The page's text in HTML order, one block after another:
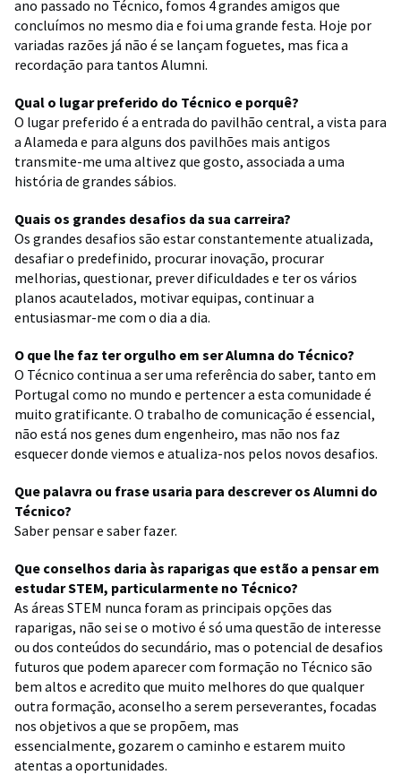
ano passado no Técnico, fomos 4 grandes amigos que
concluímos no mesmo dia e foi uma grande festa. Hoje por
variadas razões já não é se lançam foguetes, mas fica a
recordação para tantos Alumni.
Qual o lugar preferido do Técnico e porquê?
O lugar preferido é a entrada do pavilhão central, a vista para
a Alameda e para alguns dos pavilhões mais antigos
transmite-me uma altivez que gosto, associada a uma
história de grandes sábios.
Quais os grandes desafios da sua carreira?
Os grandes desafios são estar constantemente atualizada,
desafiar o predefinido, procurar inovação, procurar
melhorias, questionar, prever dificuldades e ter os vários
planos acautelados, motivar equipas, continuar a
entusiasmar-me com o dia a dia.
O que lhe faz ter orgulho em ser Alumna do Técnico?
O Técnico continua a ser uma referência do saber, tanto em
Portugal como no mundo e pertencer a esta comunidade é
muito gratificante. O trabalho de comunicação é essencial,
não está nos genes dum engenheiro, mas não nos faz
esquecer donde viemos e atualiza-nos pelos novos desafios.
Que palavra ou frase usaria para descrever os Alumni do
Técnico?
Saber pensar e saber fazer.
Que conselhos daria às raparigas que estão a pensar em
estudar STEM, particularmente no Técnico?
As áreas STEM nunca foram as principais opções das
raparigas, não sei se o motivo é só uma questão de interesse
ou dos conteúdos do secundário, mas o potencial de desafios
futuros que podem aparecer com formação no Técnico são
bem altos e acredito que muito melhores do que qualquer
outra formação, aconselho a serem perseverantes, focadas
nos objetivos a que se propõem, mas
essencialmente, gozarem o caminho e estarem muito
atentas a oportunidades.